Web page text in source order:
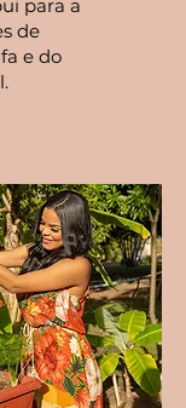
para a
de
e do